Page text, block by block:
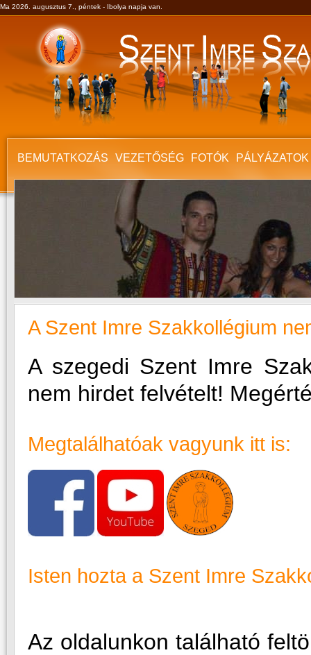
Ma 2026. augusztus 7., péntek - Ibolya napja van.
BEMUTATKOZÁS VEZETŐSÉG FOTÓK PÁLYÁZATOK
A Szent Imre Szakkollégium
A szegedi Szent Imre
nem hirdet felvételt!
Megtalálhatóak vagyunk itt is:
Isten hozta a Szent Imre
Az oldalunkon található